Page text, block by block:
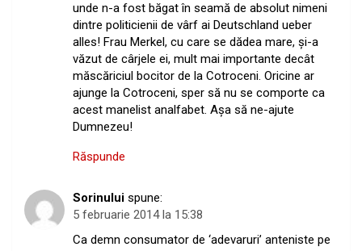
unde n-a fost băgat în seamă de absolut nimeni
dintre politicienii de vârf ai Deutschland ueber
alles! Frau Merkel, cu care se dădea mare, şi-a
văzut de cârjele ei, mult mai importante decât
măscăriciul bocitor de la Cotroceni. Oricine ar
ajunge la Cotroceni, sper să nu se comporte ca
acest manelist analfabet. Aşa să ne-ajute
Dumnezeu!
Răspunde
Sorinului spune:
5 februarie 2014 la 15:38
Ca demn consumator de ‘adevaruri’ anteniste pe